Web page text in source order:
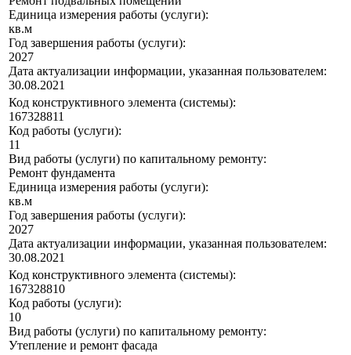
Единица измерения работы (услуги):
кв.м
Год завершения работы (услуги):
2027
Дата актуализации информации, указанная пользователем:
30.08.2021
Код конструктивного элемента (системы):
167328811
Код работы (услуги):
11
Вид работы (услуги) по капитальному ремонту:
Ремонт фундамента
Единица измерения работы (услуги):
кв.м
Год завершения работы (услуги):
2027
Дата актуализации информации, указанная пользователем:
30.08.2021
Код конструктивного элемента (системы):
167328810
Код работы (услуги):
10
Вид работы (услуги) по капитальному ремонту:
Утепление и ремонт фасада